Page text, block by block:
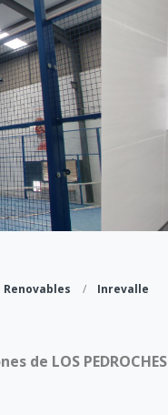
Inrevalle
de LOS PEDROCHES